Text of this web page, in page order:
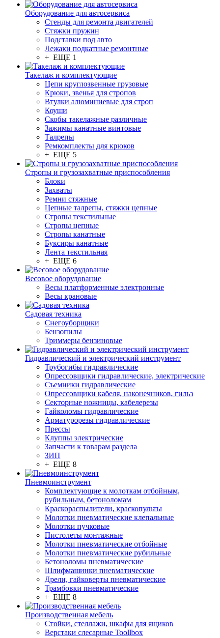
Оборудование для автосервиса
Стенды для ремонта двигателей
Стяжки пружин
Подставки под авто
Лежаки подкатные ремонтные
+ ЕЩЕ 1
Такелаж и комплектующие
Цепи круглозвенные грузовые
Крюки, звенья для стропов
Втулки алюминиевые для строп
Коуши
Скобы такелажные различные
Зажимы канатные винтовые
Талрепы
Ремкомплекты для крюков
+ ЕЩЕ 5
Стропы и грузозахватные приспособления
Блоки
Захваты
Ремни стяжные
Цепные талрепы, стяжки цепные
Стропы текстильные
Стропы цепные
Стропы канатные
Буксиры канатные
Лента текстильная
+ ЕЩЕ 6
Весовое оборудование
Весы платформенные электронные
Весы крановые
Садовая техника
Снегоуборщики
Бензопилы
Триммеры бензиновые
Гидравлический и электрический инструмент
Трубогибы гидравлические
Опрессовщики гидравлические, электрические
Съемники гидравлические
Опрессовщики кабеля, наконечников, гильз
Секторные ножницы, кабелерезы
Гайколомы гидравлические
Арматурорезы гидравлические
Прессы
Клуппы электрические
Запчасти к товарам раздела
ЗИП
+ ЕЩЕ 8
Пневмоинструмент
Комплектующие к молоткам отбойным,
рубильным, бетоноломам
Краскораспылители, краскопульты
Молотки пневматические клепальные
Молотки пучковые
Пистолеты монтажные
Молотки пневматические отбойные
Молотки пневматические рубильные
Бетоноломы пневматические
Шлифмашинки пневматические
Дрели, гайковерты пневматические
Трамбовки пневматические
+ ЕЩЕ 8
Производственная мебель
Стойки, стеллажи, шкафы для ящиков
Верстаки слесарные Toollbox